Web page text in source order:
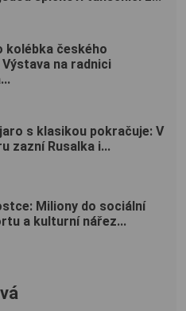
kolébka českého
na radnici
s klasikou pokračuje: V
zazní Rusalka i...
Miliony do sociální
a kulturní nářez...